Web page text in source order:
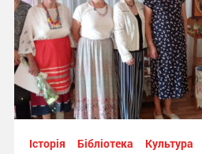
Історія Бібліотека Культура